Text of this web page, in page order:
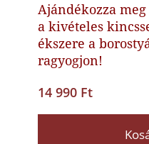
Ajándékozza
a kivételes
ékszere a
ragyogjon!
14 990 Ft